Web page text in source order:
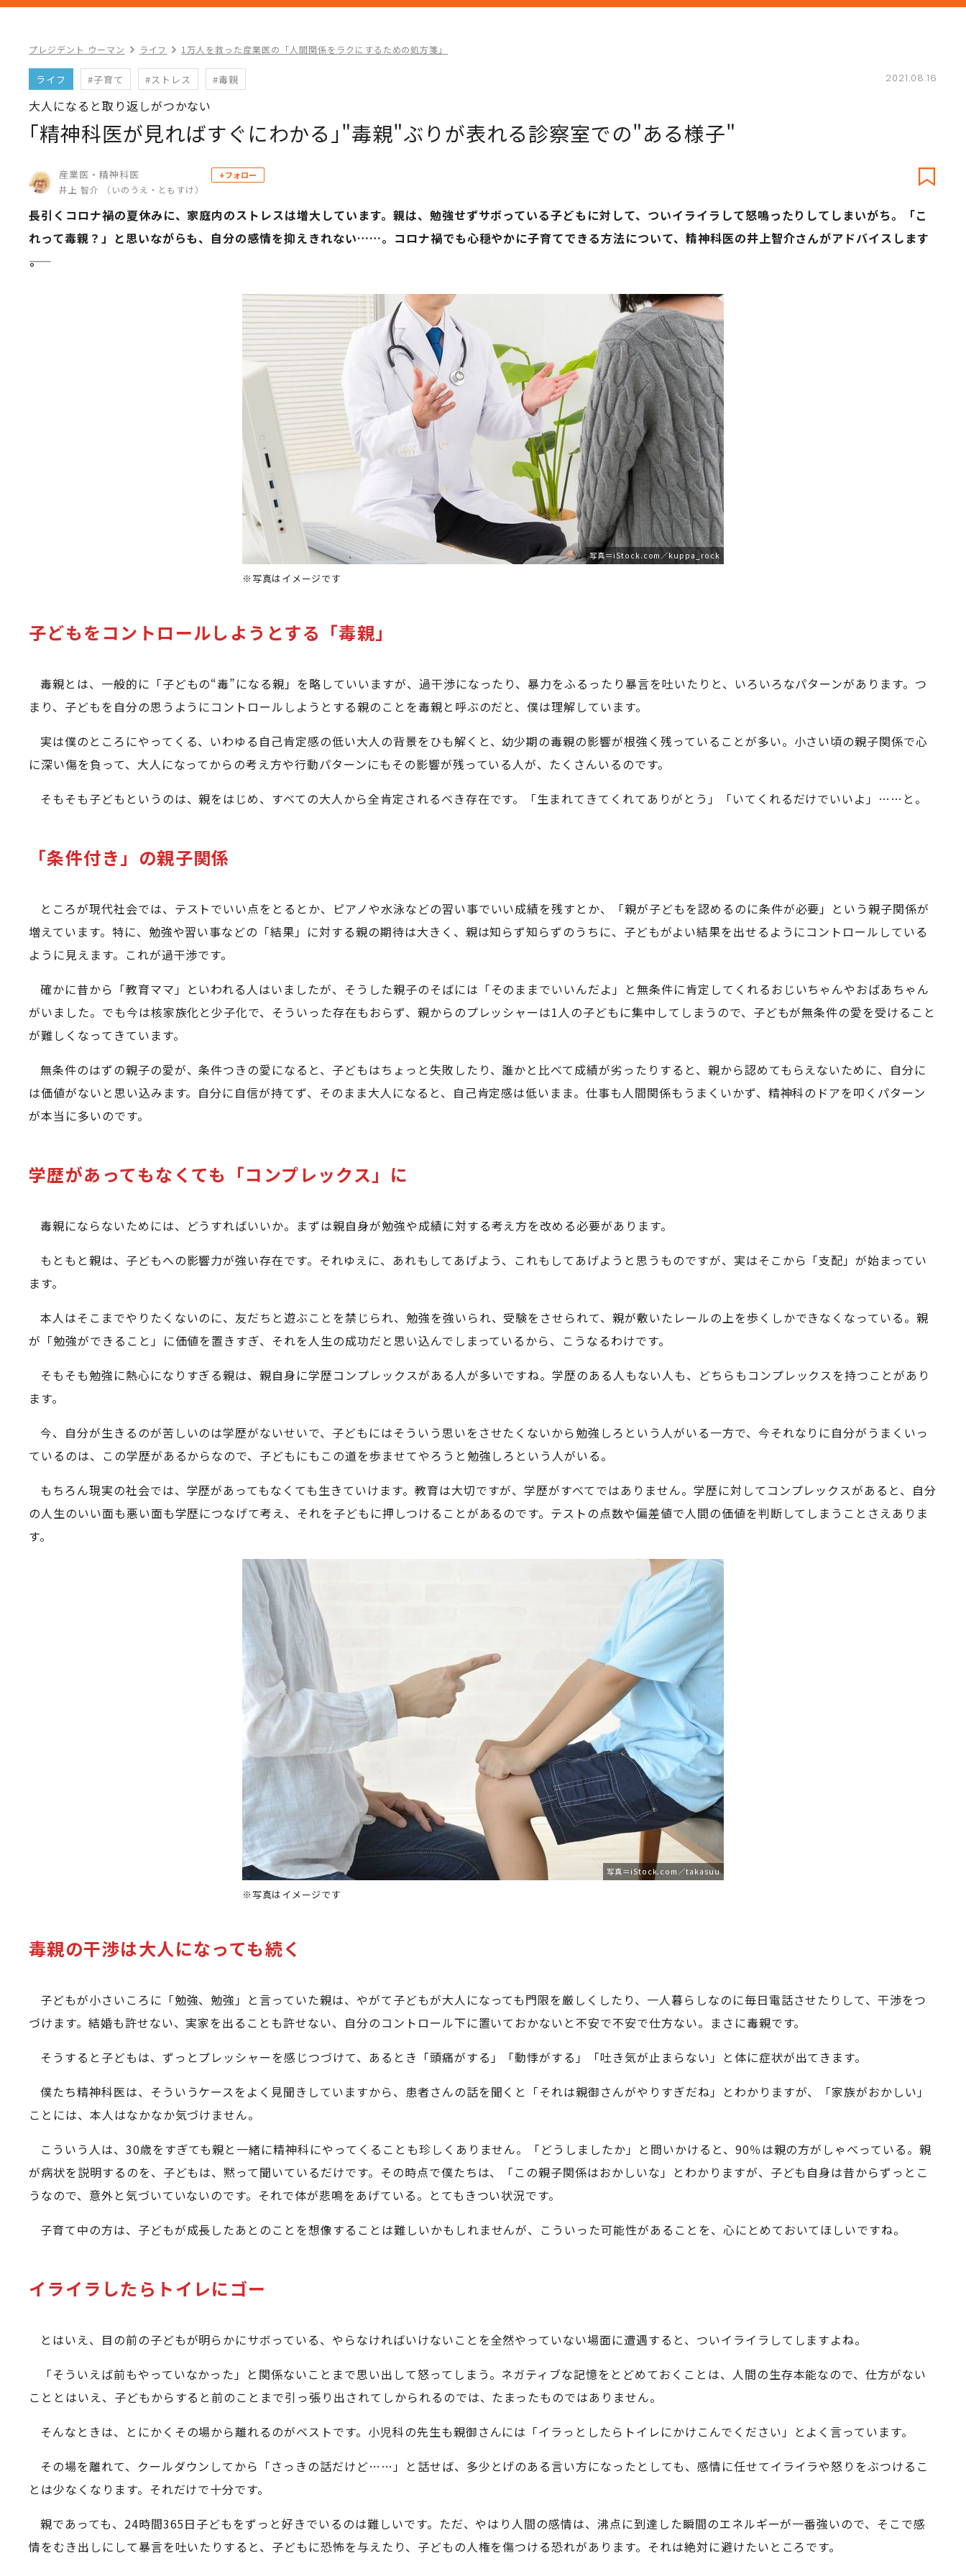
プレジデント ウーマン ライフ 1万人を救った産業医の「人間関係をラクにするための処方箋」
ライフ #子育て #ストレス #毒親 2021.08.16
大人になると取り返しがつかない
｢精神科医が見ればすぐにわかる｣"毒親"ぶりが表れる診察室での"ある様子"
産業医・精神科医
井上 智介 （いのうえ・ともすけ）
+フォロー
長引くコロナ禍の夏休みに、家庭内のストレスは増大しています。親は、勉強せずサボっている子どもに対して、ついイライラして怒鳴ったりしてしまいがち。「こ
れって毒親？」と思いながらも、自分の感情を抑えきれない……。コロナ禍でも心穏やかに子育てできる方法について、精神科医の井上智介さんがアドバイスします
――。
写真＝iStock.com／kuppa_rock
※写真はイメージです
子どもをコントロールしようとする「毒親」
毒親とは、一般的に「子どもの“毒”になる親」を略していいますが、過干渉になったり、暴力をふるったり暴言を吐いたりと、いろいろなパターンがあります。つ
まり、子どもを自分の思うようにコントロールしようとする親のことを毒親と呼ぶのだと、僕は理解しています。
実は僕のところにやってくる、いわゆる自己肯定感の低い大人の背景をひも解くと、幼少期の毒親の影響が根強く残っていることが多い。小さい頃の親子関係で心
に深い傷を負って、大人になってからの考え方や行動パターンにもその影響が残っている人が、たくさんいるのです。
そもそも子どもというのは、親をはじめ、すべての大人から全肯定されるべき存在です。「生まれてきてくれてありがとう」「いてくれるだけでいいよ」……と。
「条件付き」の親子関係
ところが現代社会では、テストでいい点をとるとか、ピアノや水泳などの習い事でいい成績を残すとか、「親が子どもを認めるのに条件が必要」という親子関係が
増えています。特に、勉強や習い事などの「結果」に対する親の期待は大きく、親は知らず知らずのうちに、子どもがよい結果を出せるようにコントロールしている
ように見えます。これが過干渉です。
確かに昔から「教育ママ」といわれる人はいましたが、そうした親子のそばには「そのままでいいんだよ」と無条件に肯定してくれるおじいちゃんやおばあちゃん
がいました。でも今は核家族化と少子化で、そういった存在もおらず、親からのプレッシャーは1人の子どもに集中してしまうので、子どもが無条件の愛を受けること
が難しくなってきています。
無条件のはずの親子の愛が、条件つきの愛になると、子どもはちょっと失敗したり、誰かと比べて成績が劣ったりすると、親から認めてもらえないために、自分に
は価値がないと思い込みます。自分に自信が持てず、そのまま大人になると、自己肯定感は低いまま。仕事も人間関係もうまくいかず、精神科のドアを叩くパターン
が本当に多いのです。
学歴があってもなくても「コンプレックス」に
毒親にならないためには、どうすればいいか。まずは親自身が勉強や成績に対する考え方を改める必要があります。
もともと親は、子どもへの影響力が強い存在です。それゆえに、あれもしてあげよう、これもしてあげようと思うものですが、実はそこから「支配」が始まってい
ます。
本人はそこまでやりたくないのに、友だちと遊ぶことを禁じられ、勉強を強いられ、受験をさせられて、親が敷いたレールの上を歩くしかできなくなっている。親
が「勉強ができること」に価値を置きすぎ、それを人生の成功だと思い込んでしまっているから、こうなるわけです。
そもそも勉強に熱心になりすぎる親は、親自身に学歴コンプレックスがある人が多いですね。学歴のある人もない人も、どちらもコンプレックスを持つことがあり
ます。
今、自分が生きるのが苦しいのは学歴がないせいで、子どもにはそういう思いをさせたくないから勉強しろという人がいる一方で、今それなりに自分がうまくいっ
ているのは、この学歴があるからなので、子どもにもこの道を歩ませてやろうと勉強しろという人がいる。
もちろん現実の社会では、学歴があってもなくても生きていけます。教育は大切ですが、学歴がすべてではありません。学歴に対してコンプレックスがあると、自分
の人生のいい面も悪い面も学歴につなげて考え、それを子どもに押しつけることがあるのです。テストの点数や偏差値で人間の価値を判断してしまうことさえありま
す。
写真＝iStock.com／takasuu
※写真はイメージです
毒親の干渉は大人になっても続く
子どもが小さいころに「勉強、勉強」と言っていた親は、やがて子どもが大人になっても門限を厳しくしたり、一人暮らしなのに毎日電話させたりして、干渉をつ
づけます。結婚も許せない、実家を出ることも許せない、自分のコントロール下に置いておかないと不安で不安で仕方ない。まさに毒親です。
そうすると子どもは、ずっとプレッシャーを感じつづけて、あるとき「頭痛がする」「動悸がする」「吐き気が止まらない」と体に症状が出てきます。
僕たち精神科医は、そういうケースをよく見聞きしていますから、患者さんの話を聞くと「それは親御さんがやりすぎだね」とわかりますが、「家族がおかしい」
ことには、本人はなかなか気づけません。
こういう人は、30歳をすぎても親と一緒に精神科にやってくることも珍しくありません。「どうしましたか」と問いかけると、90％は親の方がしゃべっている。親
が病状を説明するのを、子どもは、黙って聞いているだけです。その時点で僕たちは、「この親子関係はおかしいな」とわかりますが、子ども自身は昔からずっとこ
うなので、意外と気づいていないのです。それで体が悲鳴をあげている。とてもきつい状況です。
子育て中の方は、子どもが成長したあとのことを想像することは難しいかもしれませんが、こういった可能性があることを、心にとめておいてほしいですね。
イライラしたらトイレにゴー
とはいえ、目の前の子どもが明らかにサボっている、やらなければいけないことを全然やっていない場面に遭遇すると、ついイライラしてしますよね。
「そういえば前もやっていなかった」と関係ないことまで思い出して怒ってしまう。ネガティブな記憶をとどめておくことは、人間の生存本能なので、仕方がない
こととはいえ、子どもからすると前のことまで引っ張り出されてしかられるのでは、たまったものではありません。
そんなときは、とにかくその場から離れるのがベストです。小児科の先生も親御さんには「イラっとしたらトイレにかけこんでください」とよく言っています。
その場を離れて、クールダウンしてから「さっきの話だけど……」と話せば、多少とげのある言い方になったとしても、感情に任せてイライラや怒りをぶつけるこ
とは少なくなります。それだけで十分です。
親であっても、24時間365日子どもをずっと好きでいるのは難しいです。ただ、やはり人間の感情は、沸点に到達した瞬間のエネルギーが一番強いので、そこで感
情をむき出しにして暴言を吐いたりすると、子どもに恐怖を与えたり、子どもの人権を傷つける恐れがあります。それは絶対に避けたいところです。